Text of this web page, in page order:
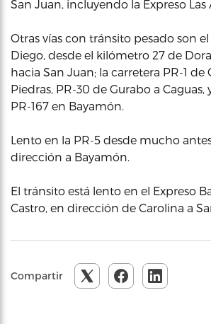
San Juan, incluyendo la Expreso Las
Otras vías con tránsito pesado son
Diego, desde el kilómetro 27 de
hacia San Juan; la carretera PR-1 de
Piedras, PR-30 de Gurabo a Caguas,
PR-167 en Bayamón.
Lento en la PR-5 desde mucho
dirección a Bayamón.
El tránsito está lento en el Expreso
Castro, en dirección de Carolina a
Compartir